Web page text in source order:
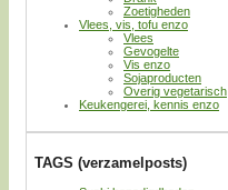
Zoetigheden
Vlees, vis, tofu enzo
Vlees
Gevogelte
Vis enzo
Sojaproducten
Overig vegetarisch
Keukengerei, kennis enzo
TAGS (verzamelposts)